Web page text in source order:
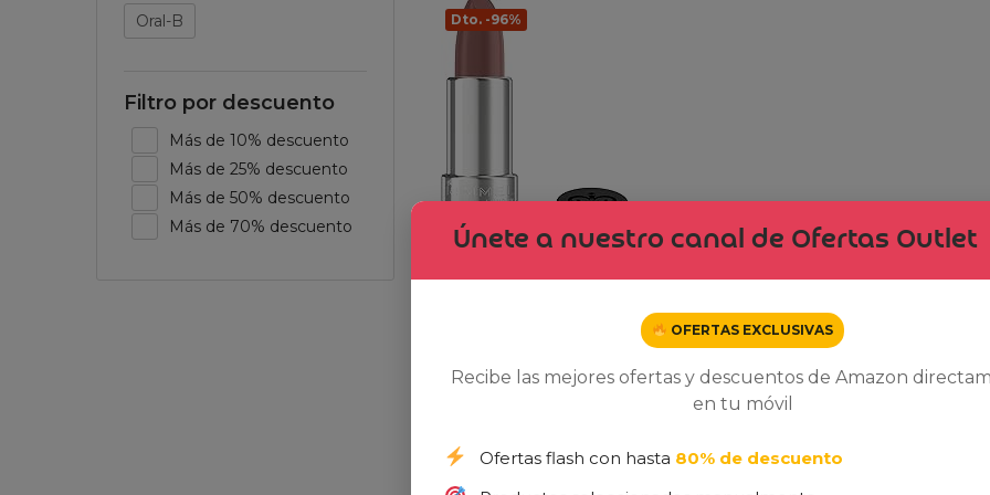
Oral-B
Filtro por descuento
Más de 10% descuento
Más de 25% descuento
Más de 50% descuento
Más de 70% descuento
Dto. -96%
Rimmel London
Únete a nuestro canal de Ofertas Outlet
OFERTAS EXCLUSIVAS
Recibe las mejores ofertas y descuentos de Amazon
en tu móvil
Ofertas flash con hasta 80% de descuento